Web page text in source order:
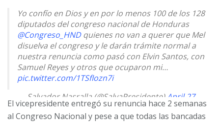
Yo confío en Dios y en por lo menos 100 de los 128
diputados del congreso nacional de Honduras
@Congreso_HNDquienes no van a querer que Mel
disuelva el congreso y le darán trámite normal a
nuestra renuncia como pasó con Elvin Santos, con
Samuel Reyes y otros que ocuparon mi…
pic.twitter.com/1TSfIozn7i
— Salvador Nasralla (@SalvaPresidente) April 27,
2024
El vicepresidente entregó su renuncia hace 2 semanas
al Congreso Nacional y pese a que todas las bancadas